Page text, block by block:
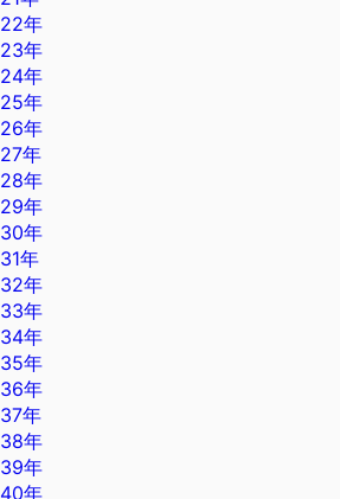
22年
23年
24年
25年
26年
27年
28年
29年
30年
31年
32年
33年
34年
35年
36年
37年
38年
39年
40年